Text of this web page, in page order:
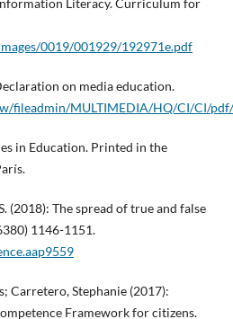
0019/001929/192971e.pdf
on media education.
fileadmin/MULTIMEDIA/HQ/CI/CI/
in Education. Printed in the
(2018): The spread of true and false
1146-1151.
Carretero, Stephanie (2017):
Framework for citizens.